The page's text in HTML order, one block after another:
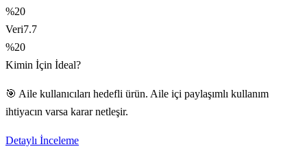
%20
Veri7.7
%20
Kimin İçin İdeal?
🎯 Aile kullanıcıları hedefli ürün. Aile içi paylaşımlı kullanım
ihtiyacın varsa karar netleşir.
Detaylı İnceleme